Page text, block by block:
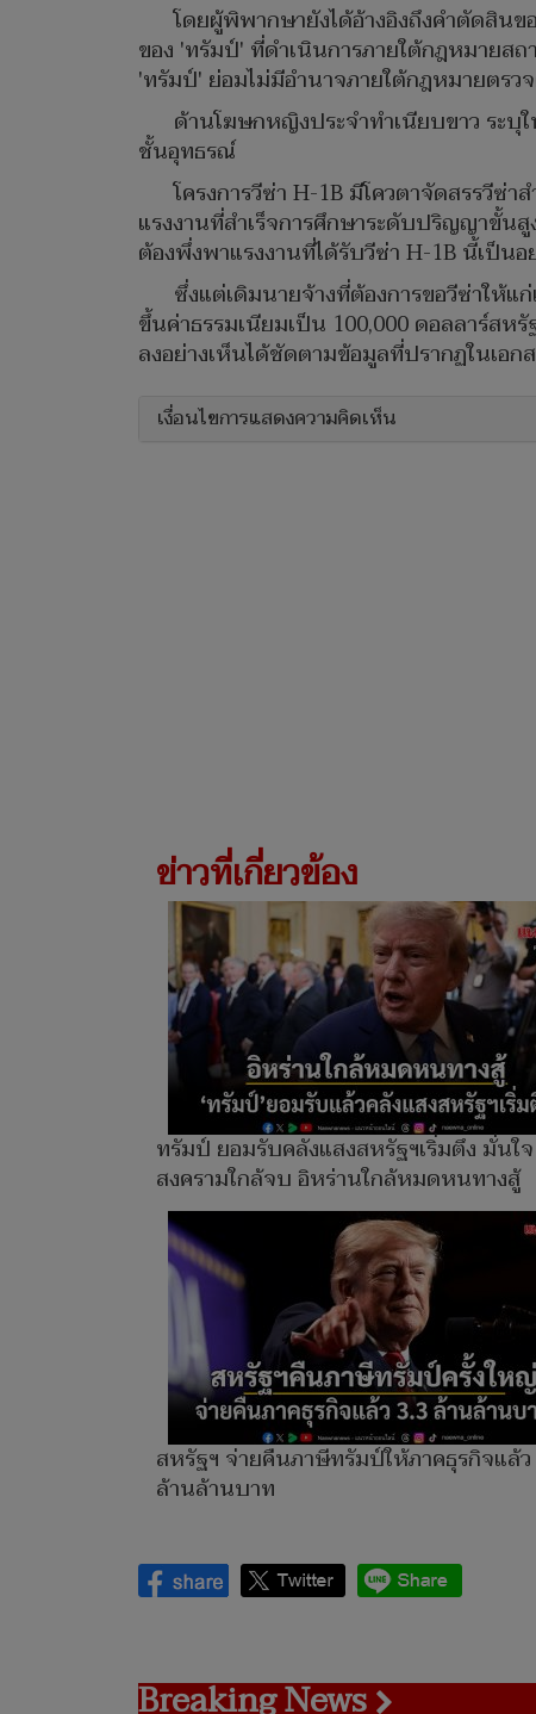
โดยผู้พิพากษายังได้อ้างอิงถึงคำตัดสิน
ของ 'ทรัมป์' ที่ดำเนินการภายใต้กฎหมายส
'ทรัมป์' ย่อมไม่มีอำนาจภายใต้กฎหมายตรว
ด้านโฆษกหญิงประจำทำเนียบขาว ระบุ
ชั้นอุทธรณ์
โครงการวีซ่า H-1B มีโควตาจัดสรรวีซ่
แรงงานที่สำเร็จการศึกษาระดับปริญญาขั้นสู
ต้องพึ่งพาแรงงานที่ได้รับวีซ่า H-1B นี้เป็นอ
ซึ่งแต่เดิมนายจ้างที่ต้องการขอวีซ่าให้
ขึ้นค่าธรรมเนียมเป็น 100,000 ดอลลาร์สห
ลงอย่างเห็นได้ชัดตามข้อมูลที่ปรากฏในเอก
เงื่อนไขการแสดงความคิดเห็น
ข่าวที่เกี่ยวข้อง
ทรัมป์ ยอมรับคลังแสงสหรัฐฯเริ่มตึง มั่นใจ
สงครามใกล้จบ อิหร่านใกล้หมดหนทางสู้
สหรัฐฯ จ่ายคืนภาษีทรัมป์ให้ภาคธุรกิจแล้ว
ล้านล้านบาท
Breaking News